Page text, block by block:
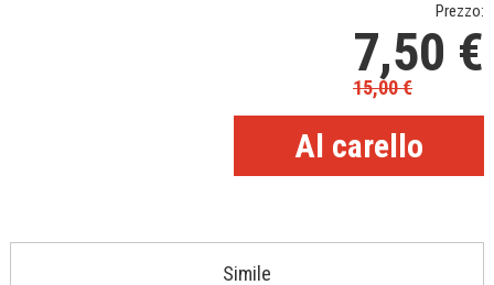
Prezzo:
7,50 €
15,00€
Simile